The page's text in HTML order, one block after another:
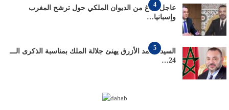
4
عاجل: بلاغ من الديوان الملكي حول ترشح المغرب
وإسبانيا…
5
السيد محمد الأزرق يهنئ جلالة الملك بمناسبة الذكرى الـــ
24…